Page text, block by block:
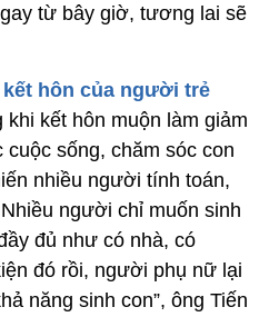
từ bây giờ, tương lai sẽ
hôn của người trẻ
khi kết hôn muộn làm giảm
sống, chăm sóc con
nhiều người tính toán,
người chỉ muốn sinh
đủ như có nhà, có
đó rồi, người phụ nữ lại
năng sinh con”, ông Tiến